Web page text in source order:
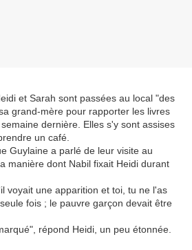
et Sarah sont passées au local "des
grand-mère pour rapporter les livres
dernière. Elles s'y sont assises
un café.
Guylaine a parlé de leur visite au
manière dont Nabil fixait Heidi durant
voyait une apparition et toi, tu ne l'as
fois ; le pauvre garçon devait être
répond Heidi, un peu étonnée.